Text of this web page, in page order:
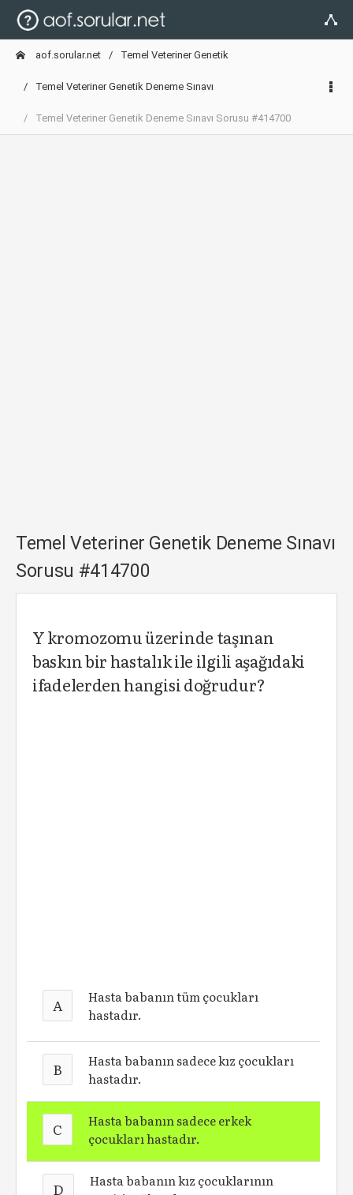
aof.sorular.net Temel Veteriner Genetik
Temel Veteriner Genetik Deneme Sınavı
Temel Veteriner Genetik Deneme Sınavı Sorusu #414700
Temel Veteriner Genetik Deneme Sınavı
Sorusu #414700
Y kromozomu üzerinde taşınan
baskın bir hastalık ile ilgili aşağıdaki
ifadelerden hangisi doğrudur?
A
Hasta babanın tüm çocukları
hastadır.
B
Hasta babanın sadece kız çocukları
hastadır.
C
Hasta babanın sadece erkek
çocukları hastadır.
D
Hasta babanın kız çocuklarının